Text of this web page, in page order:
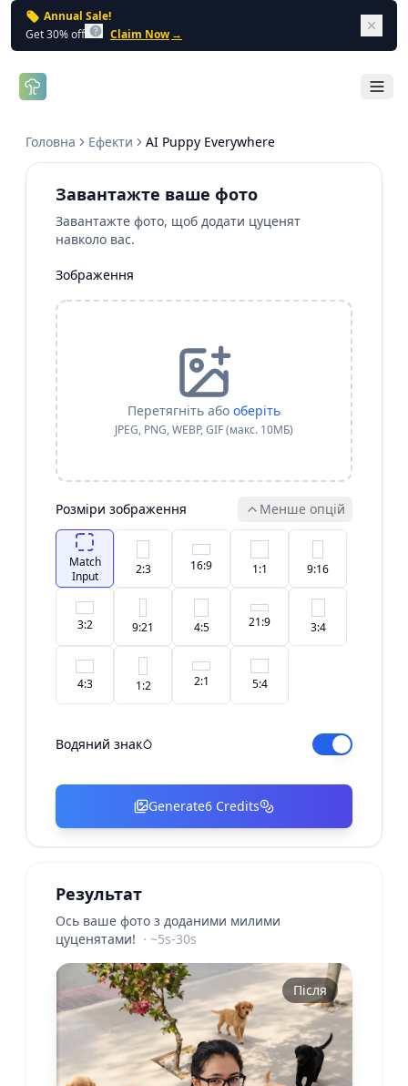
Annual Sale!
Get 30% off
Claim Now →
Open
Головна Ефекти AI Puppy Everywhere
Завантажте ваше фото
Завантажте фото, щоб додати цуценят
навколо вас.
Зображення
Перетягніть або оберіть
JPEG, PNG, WEBP, GIF (макс. 10МБ)
Розміри зображення Менше опцій
Match
Input
2:3 16:9 1:1 9:16
3:2 9:21 4:5 21:9 3:4
4:3 1:2 2:1 5:4
Водяний знак
Generate6 Credits
Результат
Ось ваше фото з доданими милими
цуценятами! · ~5s-30s
До Після